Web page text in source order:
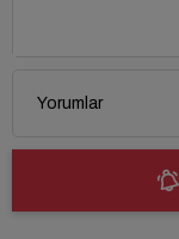
Yorumlar